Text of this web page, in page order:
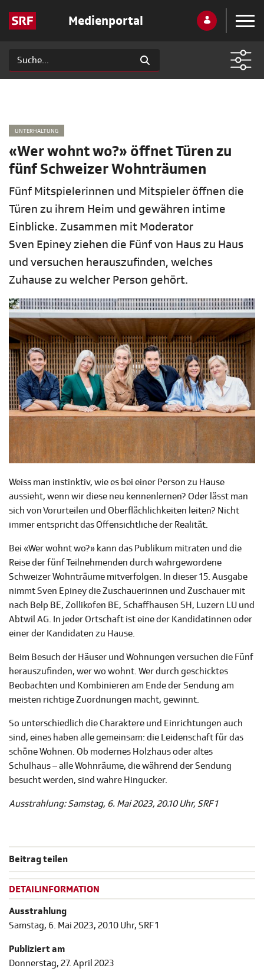
Medienportal
UNTERHALTUNG
«Wer wohnt wo?» öffnet Türen zu
fünf Schweizer Wohnträumen
Fünf Mitspielerinnen und Mitspieler öffnen die
Türen zu ihrem Heim und gewähren intime
Einblicke. Zusammen mit Moderator
Sven Epiney ziehen die Fünf von Haus zu Haus
und versuchen herauszufinden, welches
Zuhause zu welcher Person gehört.
Weiss man instinktiv, wie es bei einer Person zu Hause
aussieht, wenn wir diese neu kennenlernen? Oder lässt man
sich von Vorurteilen und Oberflächlichkeiten leiten? Nicht
immer entspricht das Offensichtliche der Realität.
Bei «Wer wohnt wo?» kann das Publikum mitraten und die
Reise der fünf Teilnehmenden durch wahrgewordene
Schweizer Wohnträume mitverfolgen. In dieser 15. Ausgabe
nimmt Sven Epiney die Zuschauerinnen und Zuschauer mit
nach Belp BE, Zollikofen BE, Schaffhausen SH, Luzern LU und
Abtwil AG. In jeder Ortschaft ist eine der Kandidatinnen oder
einer der Kandidaten zu Hause.
Beim Besuch der Häuser und Wohnungen versuchen die Fünf
herauszufinden, wer wo wohnt. Wer durch geschicktes
Beobachten und Kombinieren am Ende der Sendung am
meisten richtige Zuordnungen macht, gewinnt.
So unterschiedlich die Charaktere und Einrichtungen auch
sind, eines haben alle gemeinsam: die Leidenschaft für das
schöne Wohnen. Ob modernes Holzhaus oder altes
Schulhaus – alle Wohnräume, die während der Sendung
besucht werden, sind wahre Hingucker.
Ausstrahlung: Samstag, 6. Mai 2023, 20.10 Uhr, SRF 1
Beitrag teilen
DETAILINFORMATION
Ausstrahlung
Samstag, 6. Mai 2023, 20.10 Uhr, SRF 1
Publiziert am
Donnerstag, 27. April 2023